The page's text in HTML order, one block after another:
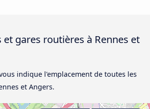
et gares routières à Rennes et
indique l'emplacement de toutes les
et Angers.